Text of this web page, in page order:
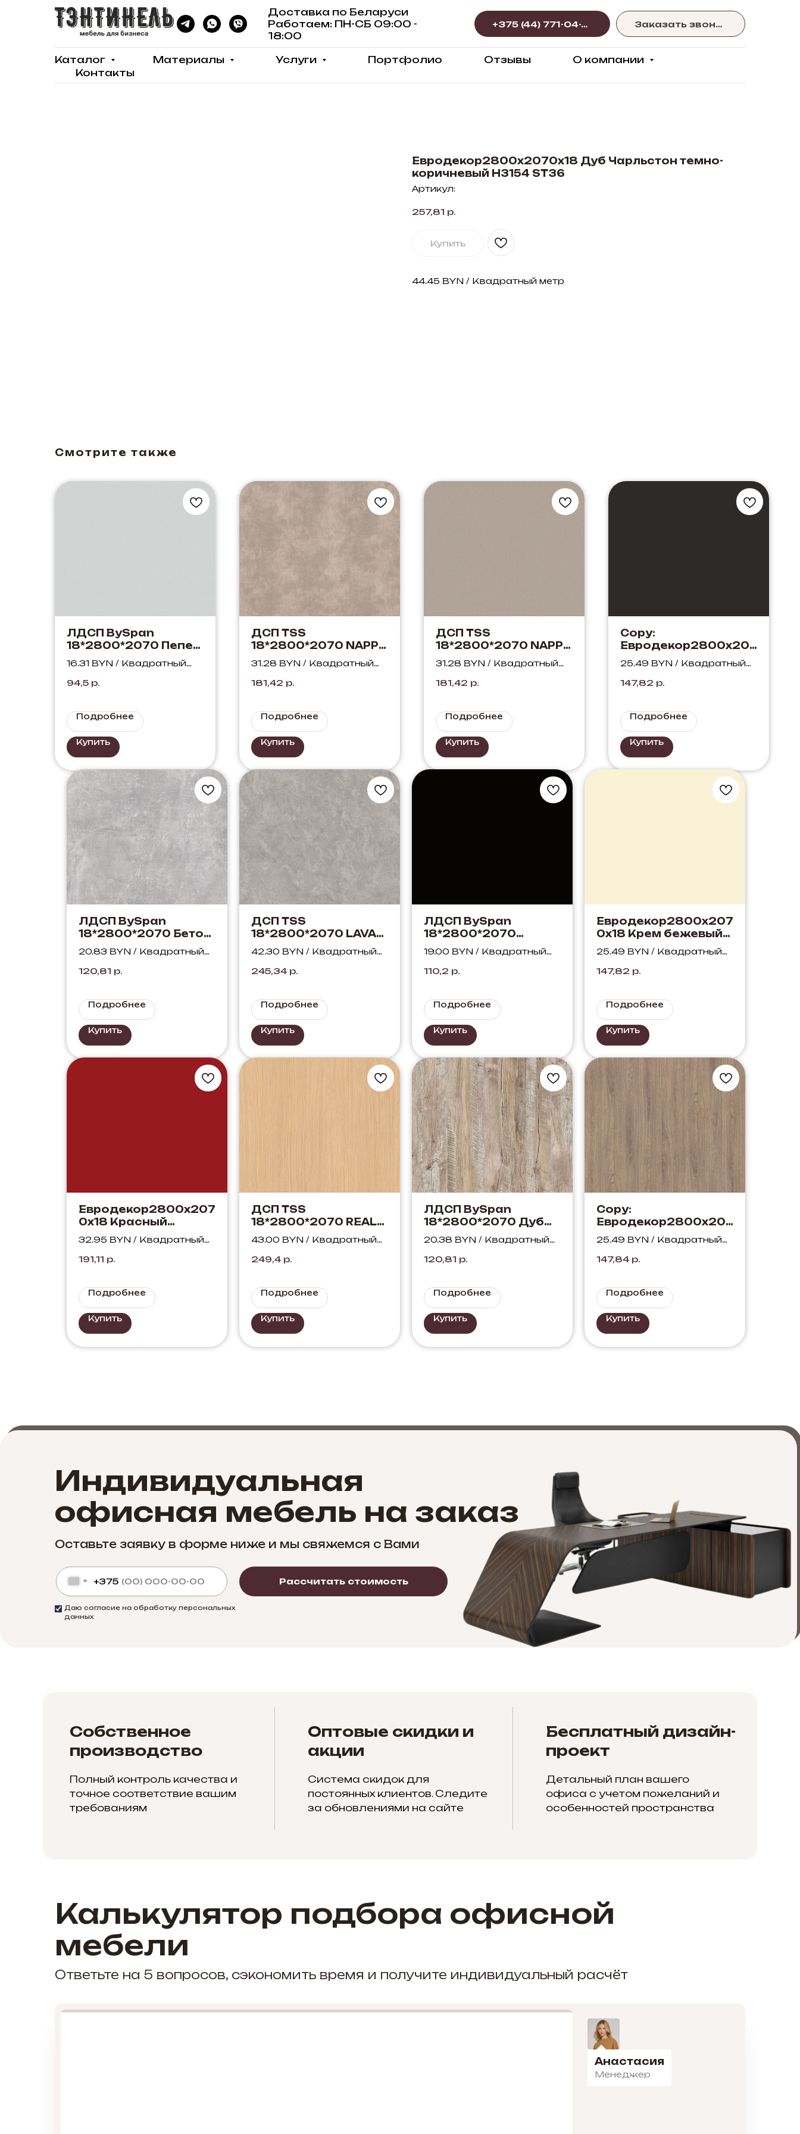
Доставка по Беларуси
Работаем: ПН-СБ 09:00 -
18:00
+375 (44) 771-04-77 Заказать звонок
Каталог Материалы Услуги Портфолио Отзывы
О компании
Контакты
Евродекор2800х2070х18 Дуб Чарльстон темно-
коричневый H3154 ST36
Артикул:
257,81 р.
Купить
44.45 BYN / Квадратный метр
Смотрите также
ЛДСП BySpan
18*2800*2070 Пепел
621 PO
16.31 BYN / Квадратный
94,5 р.
Подробнее
Купить
ДСП TSS
18*2800*2070 NAPPA
D.972 Итальянский
Флотар латте
31.28 BYN / Квадратный
181,42 р.
Подробнее
Купить
ДСП TSS
18*2800*2070 NAPPA
D.732 Миланский
31.28 BYN / Квадратный
181,42 р.
Подробнее
Купить
Copy:
Евродекор2800х207
0х18 Нежный черный
25.49 BYN / Квадратный
147,82 р.
Подробнее
Купить
ЛДСП BySpan
18*2800*2070 Бетон
816 PO
20.83 BYN / Квадратный
120,81 р.
Подробнее
Купить
ДСП TSS
18*2800*2070 LAVA
D.907 Камень Айдахо
песочный
42.30 BYN / Квадратный
245,34 р.
Подробнее
Купить
ЛДСП BySpan
18*2800*2070
Чёрный 660 PE
19.00 BYN / Квадратный
110,2 р.
Подробнее
Купить
Евродекор2800х207
0х18 Крем бежевый
U222 ST9
25.49 BYN / Квадратный
147,82 р.
Подробнее
Купить
Евродекор2800х207
0х18 Красный
китайский U321 ST9
32.95 BYN / Квадратный
191,11 р.
Подробнее
Купить
ДСП TSS
18*2800*2070 REAL
D.410 Дуб Монако
золотой
43.00 BYN / Квадратный
249,4 р.
Подробнее
Купить
ЛДСП BySpan
18*2800*2070 Дуб
Юкон 358 SWN
20.38 BYN / Квадратный
120,81 р.
Подробнее
Купить
Copy:
Евродекор2800х207
0х18 Дуб Корбридж
серый H3156 ST12
25.49 BYN / Квадратный
147,84 р.
Подробнее
Купить
Оставьте заявку в форме ниже и мы свяжемся с Вами
Даю согласие на обработку персональных
данных
+375 Рассчитать стоимость
Индивидуальная
офисная мебель на заказ
Собственное
производство
Полный контроль качества и
точное соответствие вашим
требованиям
Оптовые скидки и
акции
Система скидок для
постоянных клиентов. Следите
за обновлениями на сайте
Бесплатный дизайн-
проект
Детальный план вашего
офиса с учетом пожеланий и
особенностей пространства
Калькулятор подбора офисной
мебели
Ответьте на 5 вопросов, сэкономить время и получите индивидуальный расчёт
Анастасия
Менеджер